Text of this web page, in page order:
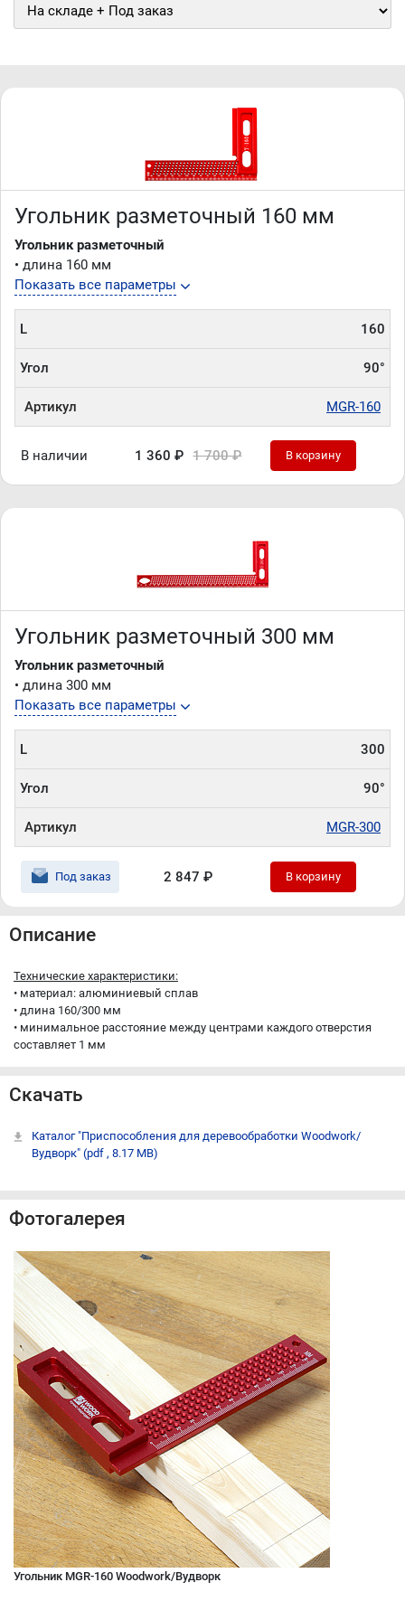
Угольник разметочный 160 мм
Угольник разметочный
• длина 160 мм
Показать все параметры
L 160
Угол 90°
Артикул MGR-160
В наличии 1 360 ₽ 1 700 ₽ В корзину
Угольник разметочный 300 мм
Угольник разметочный
• длина 300 мм
Показать все параметры
L 300
Угол 90°
Артикул MGR-300
Под заказ 2 847 ₽ В корзину
Описание
Технические характеристики:
• материал: алюминиевый сплав
• длина 160/300 мм
• минимальное расстояние между центрами каждого отверстия
составляет 1 мм
Скачать
Каталог "Приспособления для деревообработки Woodwork/
Вудворк"(pdf , 8.17 MB)
Фотогалерея
Угольник MGR-160 Woodwork/Вудворк